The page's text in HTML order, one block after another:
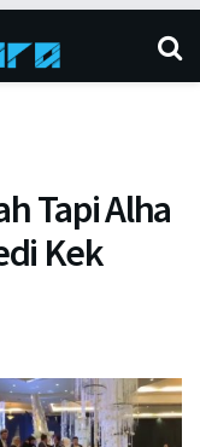
Tapi Alha
Kek